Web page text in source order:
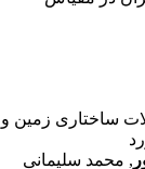
ساختاری زمین و
, محمد سلیمانی